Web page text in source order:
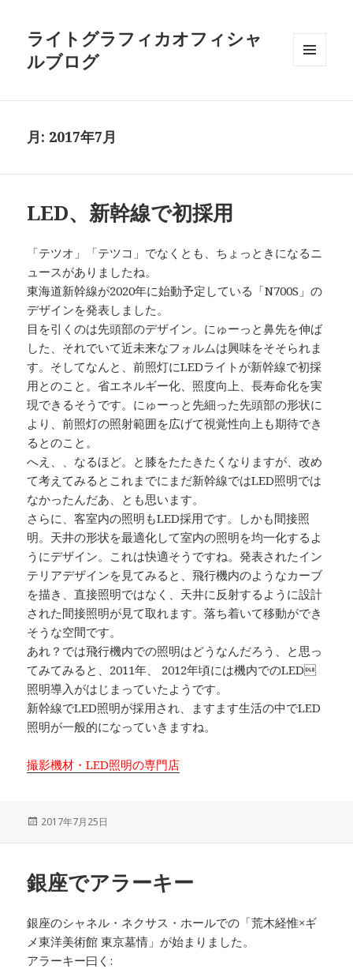
ライトグラフィカオフィシャ
ルブログ
月: 2017年7月
LED、新幹線で初採用
「テツオ」「テツコ」でなくとも、ちょっときになるニ
ュースがありましたね。
東海道新幹線が2020年に始動予定している「N700S」の
デザインを発表しました。
目を引くのは先頭部のデザイン。にゅーっと鼻先を伸ば
した、それでいて近未来なフォルムは興味をそそられま
す。そしてなんと、前照灯にLEDライトが新幹線で初採
用とのこと。省エネルギー化、照度向上、長寿命化を実
現できるそうです。にゅーっと先細った先頭部の形状に
より、前照灯の照射範囲を広げて視覚性向上も期待でき
るとのこと。
へえ、、なるほど。と膝をたたきたくなりますが、改め
て考えてみるとこれまでにまだ新幹線ではLED照明では
なかったんだあ、とも思います。
さらに、客室内の照明もLED採用です。しかも間接照
明。天井の形状を最適化して室内の照明を均一化するよ
うにデザイン。これは快適そうですね。発表されたイン
テリアデザインを見てみると、飛行機内のようなカーブ
を描き、直接照明ではなく、天井に反射するように設計
された間接照明が見て取れます。落ち着いて移動ができ
そうな空間です。
あれ？では飛行機内での照明はどうなんだろう、と思っ
てみてみると、2011年、 2012年頃には機内でのLED
照明導入がはじまっていたようです。
新幹線でLED照明が採用され、ますます生活の中でLED
照明が一般的になっていきますね。
撮影機材・LED照明の専門店
投
2017年7月25日
銀座でアラーキー
銀座のシャネル・ネクサス・ホールでの「荒木経惟×ギ
メ東洋美術館 東京墓情」が始まりました。
アラーキー曰く: